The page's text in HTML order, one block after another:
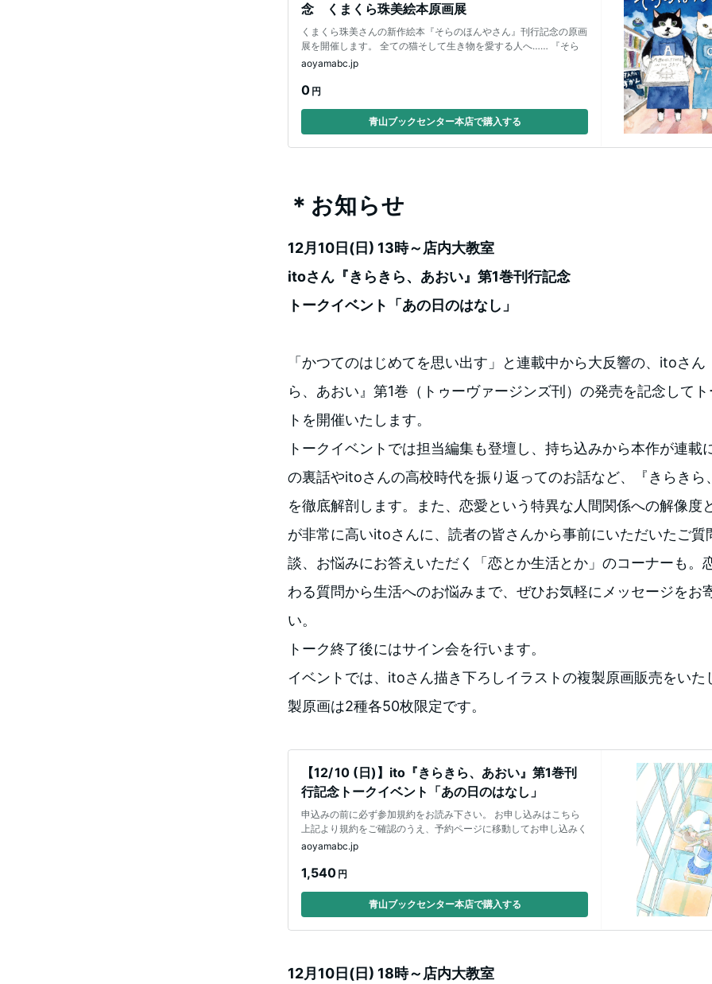
念 くまくら珠美絵本原画展
くまくら珠美さんの新作絵本『そらのほんやさん』刊行記念の原画
展を開催します。 全ての猫そして生き物を愛する人へ…… 『そら
aoyamabc.jp
0 円
青山ブックセンター本店で購入する
＊お知らせ
12月10日(日) 13時～店内大教室
itoさん『きらきら、あおい』第1巻刊行記念
トークイベント「あの日のはなし」
「かつてのはじめてを思い出す」と連載中から大反響の、itoさん
ら、あおい』第1巻（トゥーヴァージンズ刊）の発売を記念して
トを開催いたします。
トークイベントでは担当編集も登壇し、持ち込みから本作が連載
の裏話やitoさんの高校時代を振り返ってのお話など、『きらきら
を徹底解剖します。また、恋愛という特異な人間関係への解像度
が非常に高いitoさんに、読者の皆さんから事前にいただいたご質
談、お悩みにお答えいただく「恋とか生活とか」のコーナーも。
わる質問から生活へのお悩みまで、ぜひお気軽にメッセージをお
い。
トーク終了後にはサイン会を行います。
イベントでは、itoさん描き下ろしイラストの複製原画販売をいた
製原画は2種各50枚限定です。
【12/ 10 (日)】ito『きらきら、あおい』第1巻刊
行記念トークイベント「あの日のはなし」
申込みの前に必ず参加規約をお読み下さい。 お申し込みはこちら
上記より規約をご確認のうえ、予約ページに移動してお申し込みく
aoyamabc.jp
1,540 円
青山ブックセンター本店で購入する
12月10日(日) 18時～店内大教室